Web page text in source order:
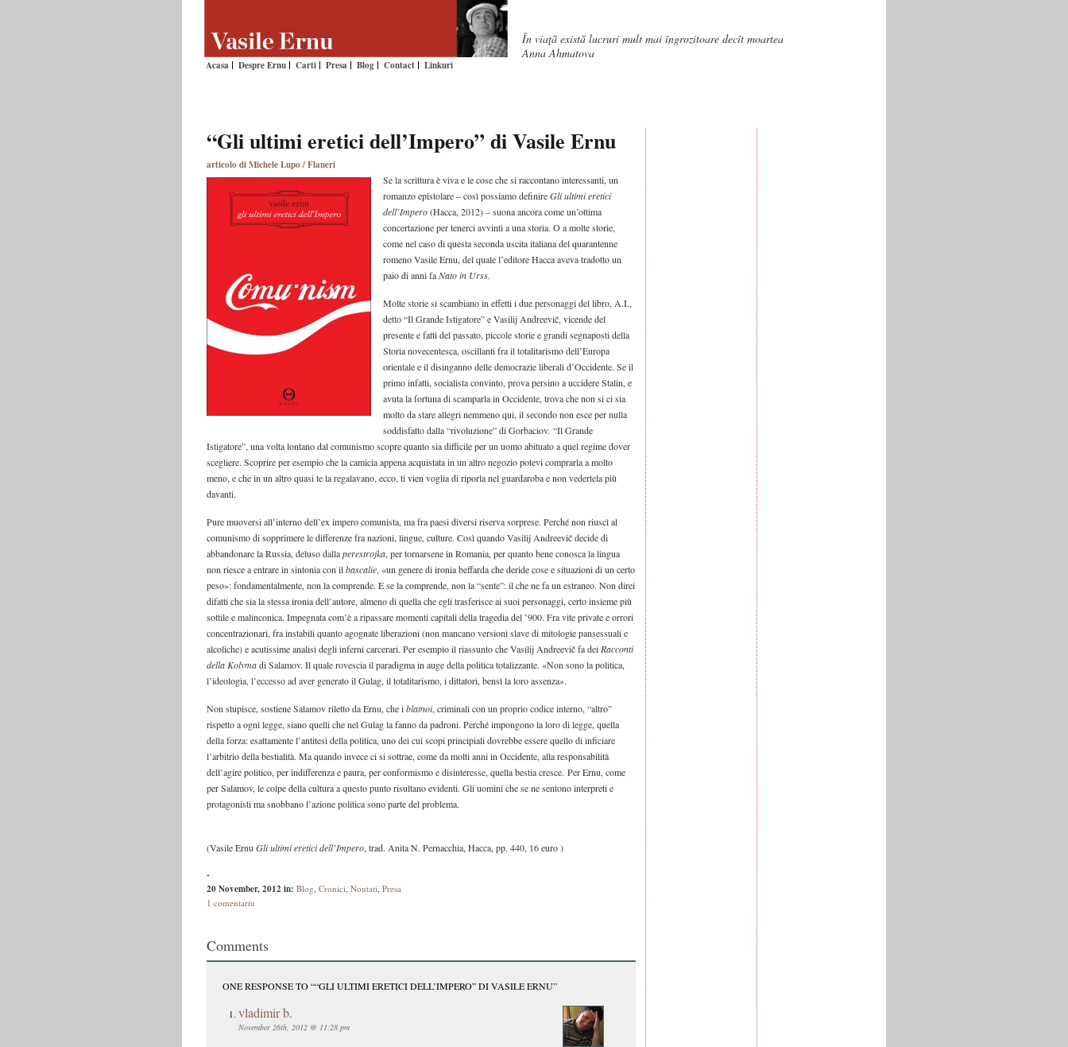
Acasa Despre Ernu Carti Presa Blog Contact Linkuri
În viaţă există lucruri mult mai îngrozitoare decît moartea
Anna Ahmatova
“Gli ultimi eretici dell’Impero” di Vasile Ernu
articolo di Michele Lupo / Flaneri
Se la scrittura è viva e le cose che si raccontano interessanti, un
romanzo epistolare – così possiamo definireGli ultimi eretici
dell’Impero(Hacca, 2012) – suona ancora come un’ottima
concertazione per tenerci avvinti a una storia. O a molte storie,
come nel caso di questa seconda uscita italiana del quarantenne
romeno Vasile Ernu, del quale l’editore Hacca aveva tradotto un
paio di anni faNato in Urss.
Molte storie si scambiano in effetti i due personaggi del libro, A.I.,
detto “Il Grande Istigatore” e Vasilij Andreevič, vicende del
presente e fatti del passato, piccole storie e grandi segnaposti della
Storia novecentesca, oscillanti fra il totalitarismo dell’Europa
orientale e il disinganno delle democrazie liberali d’Occidente. Se il
primo infatti, socialista convinto, prova persino a uccidere Stalin, e
avuta la fortuna di scamparla in Occidente, trova che non si ci sia
molto da stare allegri nemmeno qui, il secondo non esce per nulla
soddisfatto dalla “rivoluzione” di Gorbaciov. “Il Grande
Istigatore”, una volta lontano dal comunismo scopre quanto sia difficile per un uomo abituato a quel regime dover
scegliere. Scoprire per esempio che la camicia appena acquistata in un altro negozio potevi comprarla a molto
meno, e che in un altro quasi te la regalavano, ecco, ti vien voglia di riporla nel guardaroba e non vedertela più
davanti.
Pure muoversi all’interno dell’ex impero comunista, ma fra paesi diversi riserva sorprese. Perché non riuscì al
comunismo di sopprimere le differenze fra nazioni, lingue, culture. Così quando Vasilij Andreevič decide di
abbandonare la Russia, deluso dallaperestrojka, per tornarsene in Romania, per quanto bene conosca la lingua
non riesce a entrare in sintonia con ilbascalie, «un genere di ironia beffarda che deride cose e situazioni di un certo
peso»: fondamentalmente, non la comprende. E se la comprende, non la “sente”: il che ne fa un estraneo. Non direi
difatti che sia la stessa ironia dell’autore, almeno di quella che egli trasferisce ai suoi personaggi, certo insieme più
sottile e malinconica. Impegnata com’è a ripassare momenti capitali della tragedia del ’900. Fra vite private e orrori
concentrazionari, fra instabili quanto agognate liberazioni (non mancano versioni slave di mitologie pansessuali e
alcoliche) e acutissime analisi degli inferni carcerari. Per esempio il riassunto che Vasilij Andreevič fa dei Racconti
della Kolymadi Salamov. Il quale rovescia il paradigma in auge della politica totalizzante. «Non sono la politica,
l’ideologia, l’eccesso ad aver generato il Gulag, il totalitarismo, i dittatori, bensì la loro assenza».
Non stupisce, sostiene Salamov riletto da Ernu, che iblatnoi, criminali con un proprio codice interno, “altro”
rispetto a ogni legge, siano quelli che nel Gulag la fanno da padroni. Perché impongono la loro di legge, quella
della forza: esattamente l’antitesi della politica, uno dei cui scopi principiali dovrebbe essere quello di inficiare
l’arbitrio della bestialità. Ma quando invece ci si sottrae, come da molti anni in Occidente, alla responsabilità
dell’agire politico, per indifferenza e paura, per conformismo e disinteresse, quella bestia cresce. Per Ernu, come
per Salamov, le colpe della cultura a questo punto risultano evidenti. Gli uomini che se ne sentono interpreti e
protagonisti ma snobbano l’azione politica sono parte del problema.
(Vasile Ernu Gli ultimi eretici dell’Impero, trad. Anita N. Pernacchia, Hacca, pp. 440, 16 euro )
-
20 November, 2012 in: Blog, Cronici, Noutati, Presa
1 comentariu
Comments
ONE RESPONSE TO ““GLI ULTIMI ERETICI DELL’IMPERO” DI VASILE ERNU”
vladimir b.
November 26th, 2012 @ 11:28 pm